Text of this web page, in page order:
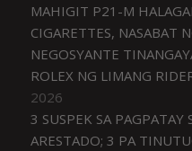
MAHIGIT P21-M
CIGARETTES, NASABAT
NEGOSYANTE
ROLEX NG LIMANG
2026
3 SUSPEK SA PAGPATAY
ARESTADO; 3 PA